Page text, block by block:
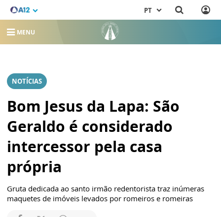
PT
MENU
NOTÍCIAS
Bom Jesus da Lapa: São
Geraldo é considerado
intercessor pela casa
própria
Gruta dedicada ao santo irmão redentorista traz inúmeras
maquetes de imóveis levados por romeiros e romeiras